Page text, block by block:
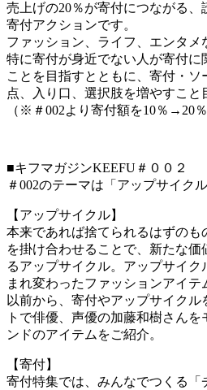
売上げの20％が寄付につながる、
寄付アクションです。
ファッション、ライフ、エンタメ
特に寄付が身近でない人が寄付に
ことを目指すとともに、寄付・
点、入り口、選択肢を増やすこと
（※＃002より寄付額を10％→20
■キフマガジンKEEFU＃００２
＃002のテーマは「アップサイク
【アップサイクル】
本来であれば捨てられるはずのも
を掛け合わせることで、新たな
るアップサイクル。アップサイ
まれ変わったファッションアイテ
以前から、寄付やアップサイクル
トで俳優、声優の加藤和樹さん
ンドのアイテムをご紹介。
【寄付】
寄付特集では、みんなでつくる「